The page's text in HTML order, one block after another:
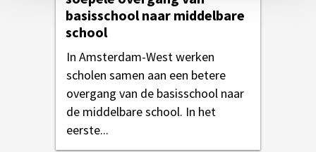
basisschool naar middelbare
school
In Amsterdam-West werken
scholen samen aan een betere
overgang van de basisschool naar
de middelbare school. In het
eerste...